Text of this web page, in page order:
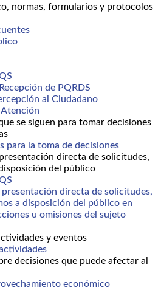
normas, formularios y protocolos
de PQRDS
al Ciudadano
se siguen para tomar decisiones
para la toma de decisiones
directa de solicitudes,
del público
presentación directa de solicitudes,
a disposición del público en
u omisiones del sujeto
y eventos
decisiones que puede afectar al
económico